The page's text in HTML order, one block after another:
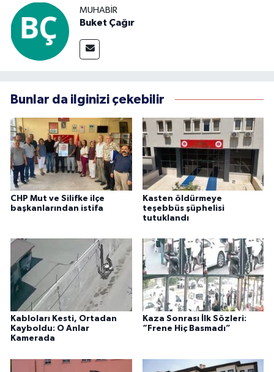
MUHABIR
Buket Çağır
Bunlar da ilginizi çekebilir
CHP Mut ve Silifke ilçe
başkanlarından istifa
Kasten öldürmeye
teşebbüs şüphelisi
tutuklandı
Kabloları Kesti, Ortadan
Kayboldu: O Anlar
Kamerada
Kaza Sonrası İlk Sözleri:
“Frene Hiç Basmadı”